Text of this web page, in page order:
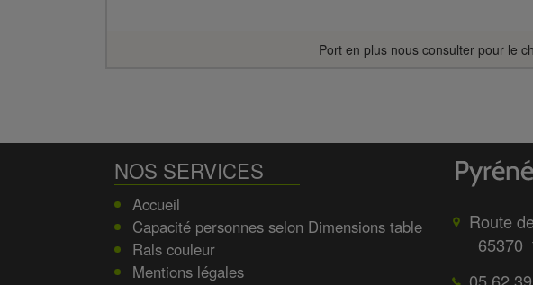
Port en plus nous consulter pour le
Route
65370
NOS SERVICES
Accueil
Capacité personnes selon Dimensions table
Rals couleur
Mentions légales